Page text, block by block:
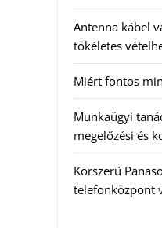
Antenna kábel
tökéletes
Miért fontos
Munkaügyi
megelőzési és
Korszerű
telefonközpont